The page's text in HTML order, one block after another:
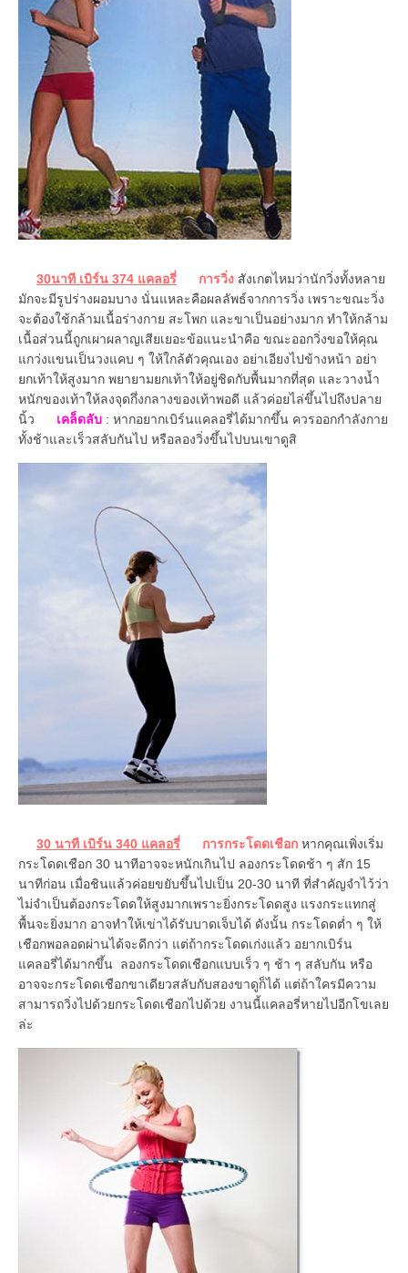
30นาที เบิร์น 374 แคลอรี่ การวิ่ง สังเกตไหมว่านักวิ่งทั้งหลาย
มักจะมีรูปร่างผอมบาง นั่นแหละคือผลลัพธ์จากการวิ่ง เพราะขณะวิ่ง
จะต้องใช้กล้ามเนื้อร่างกาย สะโพก และขาเป็นอย่างมาก ทำให้กล้าม
เนื้อส่วนนี้ถูกเผาผลาญเสียเยอะข้อแนะนำคือ ขณะออกวิ่งขอให้คุณ
แกว่งแขนเป็นวงแคบ ๆ ให้ใกล้ตัวคุณเอง อย่าเอียงไปข้างหน้า อย่า
ยกเท้าให้สูงมาก พยายามยกเท้าให้อยู่ชิดกับพื้นมากที่สุด และวางน้ำ
หนักของเท้าให้ลงจุดกึ่งกลางของเท้าพอดี แล้วค่อยไล่ขึ้นไปถึงปลาย
นิ้ว
เคล็ดลับ : หากอยากเบิร์นแคลอรี่ได้มากขึ้น ควรออกกำลังกาย
ทั้งช้าและเร็วสลับกันไป หรือลองวิ่งขึ้นไปบนเขาดูสิ
30 นาที เบิร์น 340 แคลอรี่ การกระโดดเชือก หากคุณเพิ่งเริ่ม
กระโดดเชือก 30 นาทีอาจจะหนักเกินไป ลองกระโดดช้า ๆ สัก 15
นาทีก่อน เมื่อชินแล้วค่อยขยับขึ้นไปเป็น 20-30 นาที ที่สำคัญจำไว้ว่า
ไม่จำเป็นต้องกระโดดให้สูงมากเพราะยิ่งกระโดดสูง แรงกระแทกสู่
พื้นจะยิ่งมาก อาจทำให้เข่าได้รับบาดเจ็บได้ ดังนั้น กระโดดต่ำ ๆ ให้
เชือกพอลอดผ่านได้จะดีกว่า แต่ถ้ากระโดดเก่งแล้ว อยากเบิร์น
แคลอรี่ได้มากขึ้น ลองกระโดดเชือกแบบเร็ว ๆ ช้า ๆ สลับกัน หรือ
อาจจะกระโดดเชือกขาเดียวสลับกับสองขาดูก็ได้ แต่ถ้าใครมีความ
สามารถวิ่งไปด้วยกระโดดเชือกไปด้วย งานนี้แคลอรี่หายไปอีกโขเลย
ล่ะ